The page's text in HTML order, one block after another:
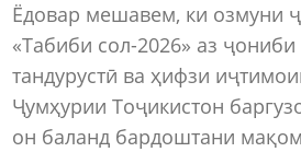
Ёдовар мешавем, ки озмуни
«Табиби сол-2026» аз ҷониби
тандурустӣ ва ҳифзи
Ҷумҳурии Тоҷикистон
он баланд бардоштани